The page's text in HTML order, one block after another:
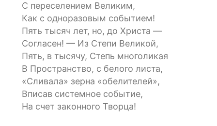
С переселением Великим,
Как c одноразовым событием!
Пять тысяч лет, но, до Христа —
Согласен! — Из Степи Великой,
Пять, в тысячу, Степь многоликая
В Пространство, с белого листа,
«Сливала» зерна «обелителей»,
Вписав системное событие,
На счет законного Творца!